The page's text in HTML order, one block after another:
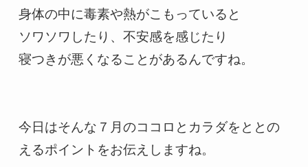
身体の中に毒素や熱がこもっていると
ソワソワしたり、不安感を感じたり
寝つきが悪くなることがあるんですね。
今日はそんな７月のココロとカラダをととの
えるポイントをお伝えしますね。